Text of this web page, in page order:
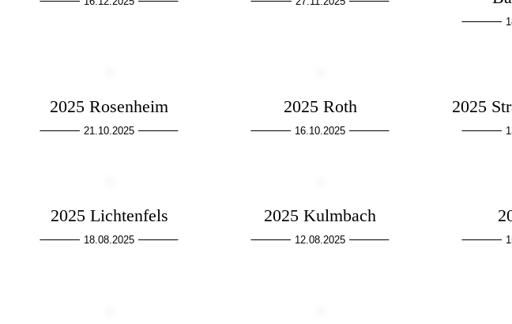
2025 Rosenheim
21.10.2025
2025 Roth
16.10.2025
2025
2025 Lichtenfels
18.08.2025
2025 Kulmbach
12.08.2025